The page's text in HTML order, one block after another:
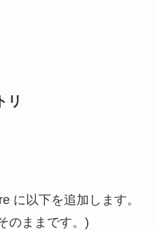
リ
に以下を追加します。
のままです。)